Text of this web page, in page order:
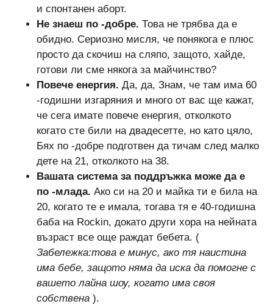
и спонтанен аборт.
Не знаеш по -добре. Това не трябва да е
обидно. Сериозно мисля, че понякога е плюс
просто да скочиш на сляпо, защото, хайде,
готови ли сме някога за майчинство?
Повече енергия. Да, да, Знам, че там има 60
-годишни изгаряния и много от вас ще кажат,
че сега имате повече енергия, отколкото
когато сте били на двадесетте, но като цяло,
Бях по -добре подготвен да тичам след малко
дете на 21, отколкото на 38.
Вашата система за поддръжка може да е
по -млада. Ако си на 20 и майка ти е била на
20, когато те е имала, тогава тя е 40-годишна
баба на Rockin, докато други хора на нейната
възраст все още раждат бебета. (
Забележка:това е минус, ако тя наистина
има бебе, защото няма да иска да помогне с
вашето лайна шоу, когато има своя
собствена ).